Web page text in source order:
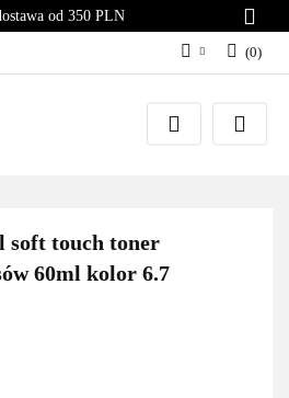
od 350 PLN
Zaloguj się
Załóż konto
(0)
soft touch toner
60ml kolor 6.7